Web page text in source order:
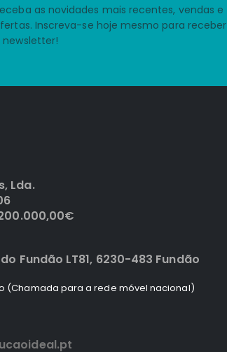
as novidades mais recentes, vendas e
Inscreva-se hoje mesmo para receber
newsletter!
Lda.
Fundão LT81, 6230-483 Fundão
(Chamada para a rede móvel nacional)